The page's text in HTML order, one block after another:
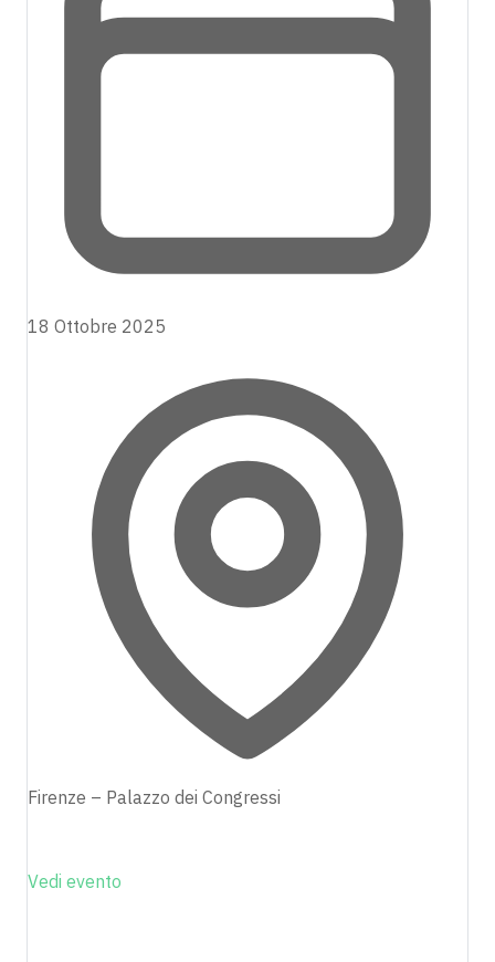
18 Ottobre 2025
Firenze – Palazzo dei Congressi
Vedi evento